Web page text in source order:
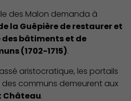
des Malon demanda à
la Guêpière de restaurer et
bâtiments et de
(1702-1715).
aristocratique, les portails
communs demeurent aux
Château.